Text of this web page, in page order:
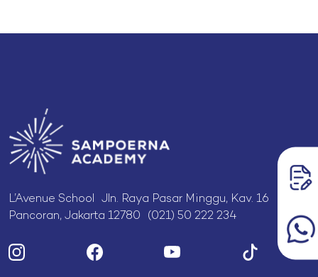
L’Avenue School Jln. Raya Pasar Minggu, Kav. 16
Pancoran, Jakarta 12780 (021) 50 222 234